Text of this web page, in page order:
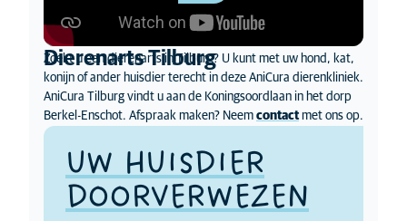
Dierenarts Tilburg
Zoekt u een dierenarts in Tilburg? U kunt met uw hond, kat,
konijn of ander huisdier terecht in deze AniCura dierenkliniek.
AniCura Tilburg vindt u aan de Koningsoordlaan in het dorp
Berkel-Enschot. Afspraak maken? Neem contact met ons op.
UW HUISDIER
DOORVERWEZEN